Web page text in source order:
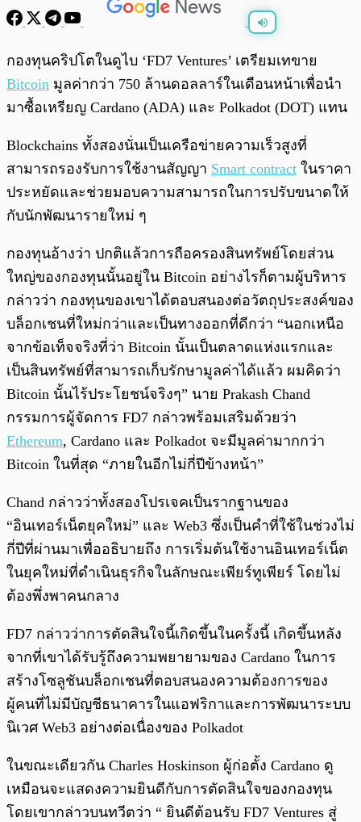
พร้อมเล่น
กองทุนคริปโตในดูไบ ‘FD7 Ventures’ เตรียมเทขาย
Bitcoin มูลค่ากว่า 750 ล้านดอลลาร์ในเดือนหน้าเพื่อนำ
มาซื้อเหรียญ Cardano (ADA) และ Polkadot (DOT) แทน
Blockchains ทั้งสองนั่นเป็นเครือข่ายความเร็วสูงที่
สามารถรองรับการใช้งานสัญญา Smart contract ในราคา
ประหยัดและช่วยมอบความสามารถในการปรับขนาดให้
กับนักพัฒนารายใหม่ ๆ
กองทุนอ้างว่า ปกติแล้วการถือครองสินทรัพย์โดยส่วน
ใหญ่ของกองทุนนั้นอยู่ใน Bitcoin อย่างไรก็ตามผู้บริหาร
กล่าวว่า กองทุนของเขาได้ตอบสนองต่อวัตถุประสงค์ของ
บล็อกเชนที่ใหม่กว่าและเป็นทางออกที่ดีกว่า “นอกเหนือ
จากข้อเท็จจริงที่ว่า Bitcoin นั้นเป็นตลาดแห่งแรกและ
เป็นสินทรัพย์ที่สามารถเก็บรักษามูลค่าได้แล้ว ผมคิดว่า
Bitcoin นั้นไร้ประโยชน์จริงๆ” นาย Prakash Chand
กรรมการผู้จัดการ FD7 กล่าวพร้อมเสริมด้วยว่า
Ethereum, Cardano และ Polkadot จะมีมูลค่ามากกว่า
Bitcoin ในที่สุด “ภายในอีกไม่กี่ปีข้างหน้า”
Chand กล่าวว่าทั้งสองโปรเจคเป็นรากฐานของ
“อินเทอร์เน็ตยุคใหม่” และ Web3 ซึ่งเป็นคำที่ใช้ในช่วงไม่
กี่ปีที่ผ่านมาเพื่ออธิบายถึง การเริ่มต้นใช้งานอินเทอร์เน็ต
ในยุคใหม่ที่ดำเนินธุรกิจในลักษณะเพียร์ทูเพียร์ โดยไม่
ต้องพึ่งพาคนกลาง
FD7 กล่าวว่าการตัดสินใจนี้เกิดขึ้นในครั้งนี้ เกิดขึ้นหลัง
จากที่เขาได้รับรู้ถึงความพยายามของ Cardano ในการ
สร้างโซลูชันบล็อกเชนที่ตอบสนองความต้องการของ
ผู้คนที่ไม่มีบัญชีธนาคารในแอฟริกาและการพัฒนาระบบ
นิเวศ Web3 อย่างต่อเนื่องของ Polkadot
ในขณะเดียวกัน Charles Hoskinson ผู้ก่อตั้ง Cardano ดู
เหมือนจะแสดงความยินดีกับการตัดสินใจของกองทุน
โดยเขากล่าวบนทวีตว่า “ ยินดีต้อนรับ FD7 Ventures สู่